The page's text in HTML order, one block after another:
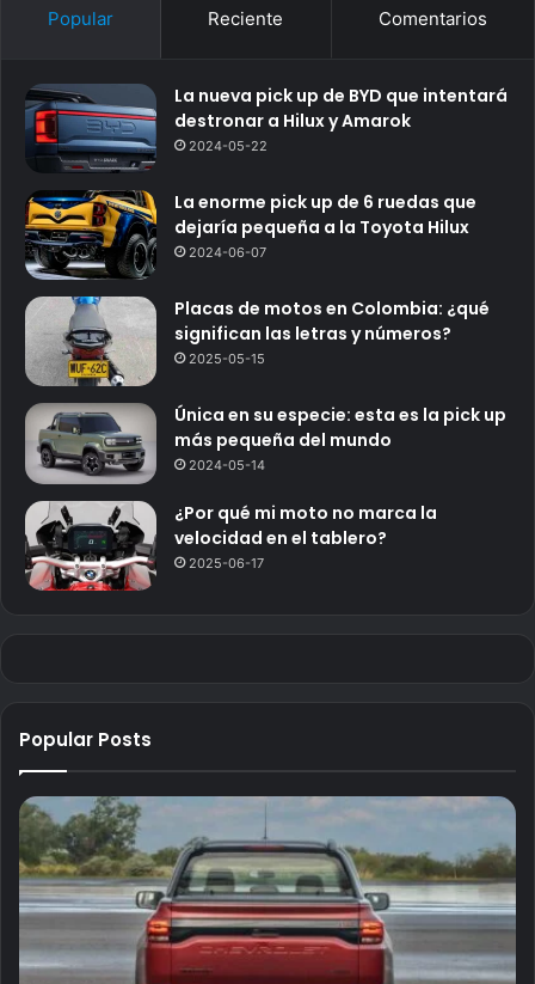
Popular Reciente Comentarios
La nueva pick up de BYD que intentará
destronar a Hilux y Amarok
2024-05-22
La enorme pick up de 6 ruedas que
dejaría pequeña a la Toyota Hilux
2024-06-07
Placas de motos en Colombia: ¿qué
significan las letras y números?
2025-05-15
Única en su especie: esta es la pick up
más pequeña del mundo
2024-05-14
¿Por qué mi moto no marca la
velocidad en el tablero?
2025-06-17
Popular Posts